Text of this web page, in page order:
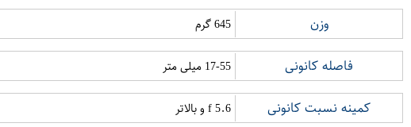
وزن 645 گرم
فاصله کانونی 17-55 میلی متر
کمینه نسبت کانونی f 5.6 و بالاتر